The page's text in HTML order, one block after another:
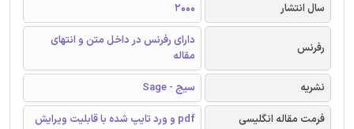
سال انتشار
2000
رفرنس
دارای رفرنس در داخل متن و انتهای
مقاله
نشریه
سیج - Sage
فرمت مقاله انگلیسی
pdf و ورد تایپ شده با قابلیت ویرایش